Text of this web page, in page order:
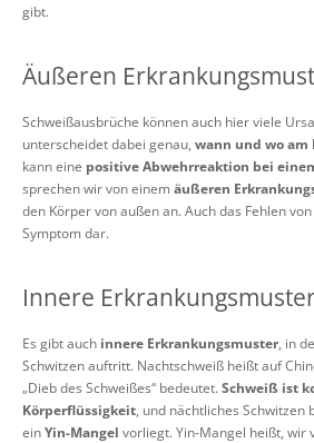
gibt.
Äußeren
Schweißausbrüche können auch hier viele
unterscheidet dabei genau,wann und wo am
kann eine positive Abwehrreaktion bei
sprechen wir von einemäußeren
den Körper von außen an. Auch das Fehlen
Symptom dar.
Innere
Es gibt auch innere Erkrankungsmuster, in
Schwitzen auftritt. Nachtschweiß heißt auf
„Dieb des Schweißes“ bedeutet.Schweiß ist
Körperflüssigkeit, und nächtliches Schwitzen
einYin-Mangel vorliegt. Yin-Mangel heißt, wir